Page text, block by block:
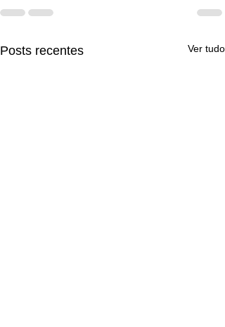
Posts recentes Ver tudo